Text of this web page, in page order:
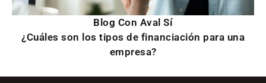
Blog Con Aval Sí
¿Cuáles son los tipos de financiación para una
empresa?